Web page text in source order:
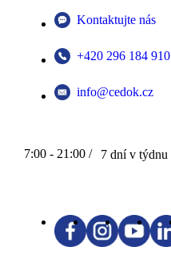
Kontaktujte nás
+420 296 184 910
info@cedok.cz
7:00 - 21:00 / 7 dní v týdnu